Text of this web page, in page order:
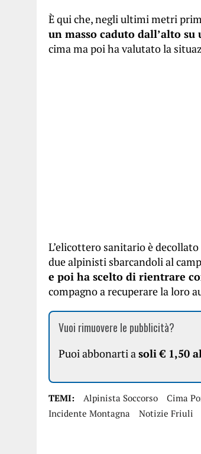
È qui che, negli ultimi metri
un masso caduto dall’alto
cima ma poi ha valutato la
L’elicottero sanitario è
due alpinisti sbarcandoli al
e poi ha scelto di rientrare
compagno a recuperare la loro
Vuoi rimuovere le pubblicità?
Puoi abbonarti asoli € 1,50
TEMI: Alpinista Soccorso Cima
Incidente Montagna
Notizie Friuli